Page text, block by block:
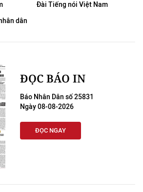
Đài Tiếng nói Việt Nam
dân
ĐỌC BÁO IN
Báo Nhân Dân số 25831
Ngày 08-08-2026
ĐỌC NGAY